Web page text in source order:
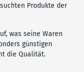
Produkte der
was seine Waren
günstigen
die Qualität.